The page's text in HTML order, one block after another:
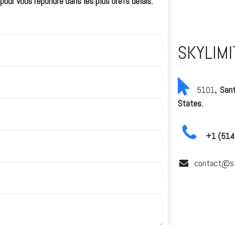
5101,
States.
+1